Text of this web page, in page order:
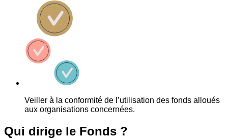
Veiller à la conformité de l’utilisation des fonds alloués
aux organisations concernées.
Qui dirige le Fonds ?